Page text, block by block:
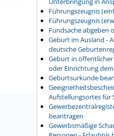
Führungszeugnis
Führungszeugnis
Fundsache abgeben
Geburt im Ausland -
deutsche
Geburt in
oder Einrichtung
Geburtsurkunde
Aufstellungsortes für
beantragen
Gewerbsmäßige